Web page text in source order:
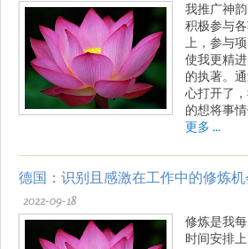
我推广神
积极参与
上，参与
使我更精
的执著。
心打开了
的想将事情
更多 ...
德国：识别且感激在工作中的修炼机
2022-09-18
修炼是我
时间安排